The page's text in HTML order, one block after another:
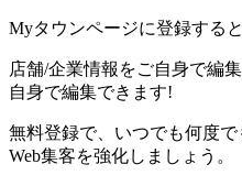
Myタウンページに登録すると
店舗/企業情報をご自身で編
自身で編集できます!
無料登録で、いつでも何度で
Web集客を強化しましょう。